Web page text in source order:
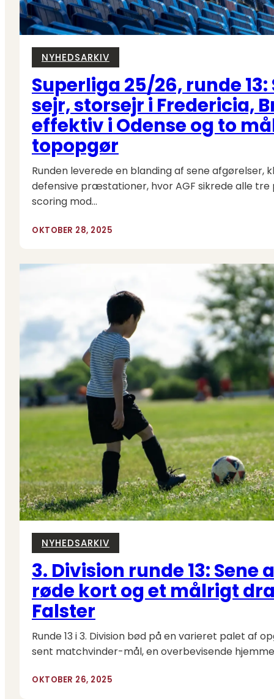
NYHEDSARKIV
Superliga 25/26, runde 13:
sejr, storsejr i Fredericia,
effektiv i Odense og to
topopgør
Runden leverede en blanding af sene afgørelser,
defensive præstationer, hvor AGF sikrede alle tre
scoring mod…
OKTOBER 28, 2025
NYHEDSARKIV
3. Division runde 13: Sene
røde kort og et målrigt
Falster
Runde 13 i 3. Division bød på en varieret palet af
sent matchvinder-mål, en overbevisende
OKTOBER 26, 2025